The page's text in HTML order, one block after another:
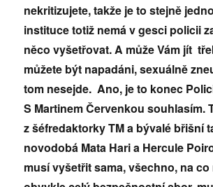
nekritizujete, takže je to stejně
instituce totiž nemá v gesci policii
něco vyšetřovat. A může Vám jít
můžete být napadáni, sexuálně
tom nesejde. Ano, je to konec
S Martinem Červenkou souhlasím.
z šéfredaktorky TM a bývalé břišní
novodobá Mata Hari a Hercule
musí vyšetřit sama, všechno, na co